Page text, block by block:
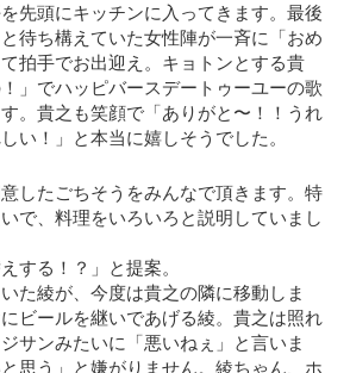
先頭にキッチンに入ってきます。最後
待ち構えていた女性陣が一斉に「おめ
拍手でお出迎え。キョトンとする貴
」でハッピバースデートゥーユーの歌
。貴之も笑顔で「ありがと〜！！うれ
い！」と本当に嬉しそうでした。
したごちそうをみんなで頂きます。特
で、料理をいろいろと説明していまし
する！？」と提案。
た綾が、今度は貴之の隣に移動しま
ビールを継いであげる綾。貴之は照れ
サンみたいに「悪いねぇ」と言いま
思う」と嫌がりません。綾ちゃん、ホ